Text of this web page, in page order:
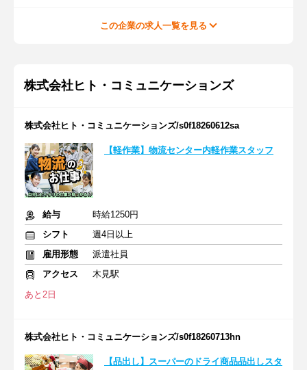
この企業の求人一覧を見る
株式会社ヒト・コミュニケーションズ
株式会社ヒト・コミュニケーションズ/s0f18260612sa
【軽作業】物流センター内軽作業スタッフ
給与
時給1250円
シフト
週4日以上
雇用形態
派遣社員
アクセス
木見駅
あと2日
株式会社ヒト・コミュニケーションズ/s0f18260713hn
【品出し】スーパーのドライ商品品出しスタ